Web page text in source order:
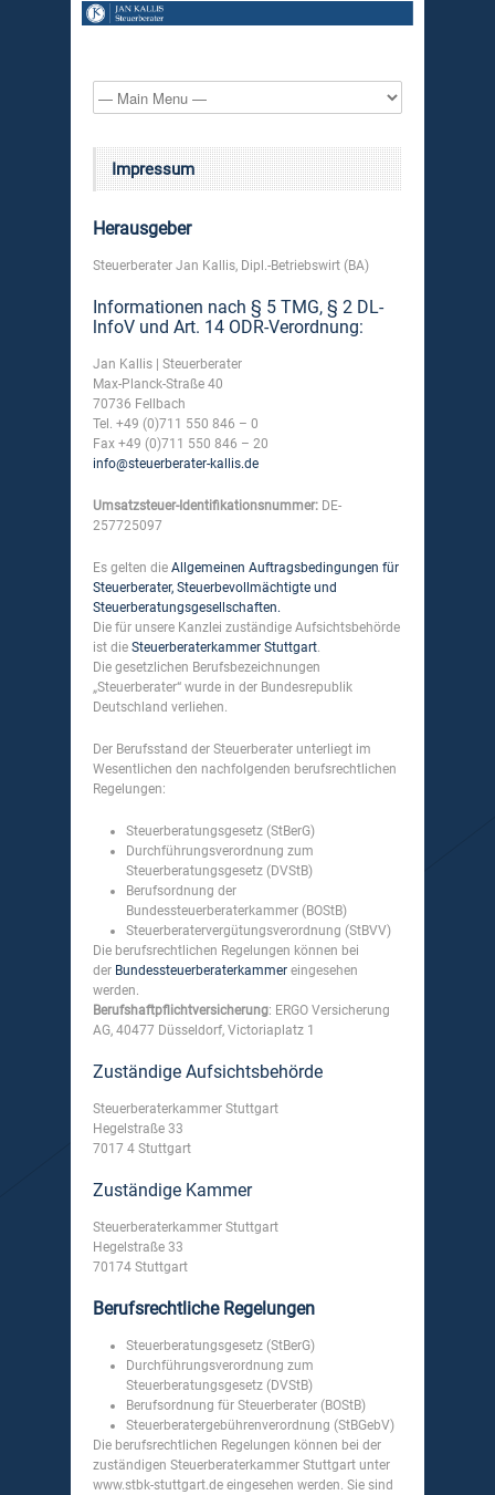
Impressum
Herausgeber
Steuerberater Jan Kallis, Dipl.-Betriebswirt (BA)
Informationen nach § 5 TMG, § 2 DL-
lnfoV und Art. 14 ODR-Verordnung:
Jan Kallis | Steuerberater
Max-Planck-Straße 40
70736 Fellbach
Tel. +49 (0)711 550 846 – 0
Fax +49 (0)711 550 846 – 20
info@steuerberater-kallis.de
Umsatzsteuer-Identifikationsnummer: DE-
257725097
Es gelten die Allgemeinen Auftragsbedingungen für
Steuerberater, Steuerbevollmächtigte und
Steuerberatungsgesellschaften.
Die für unsere Kanzlei zuständige Aufsichtsbehörde
ist die Steuerberaterkammer Stuttgart.
Die gesetzlichen Berufsbezeichnungen
„Steuerberater“ wurde in der Bundesrepublik
Deutschland verliehen.
Der Berufsstand der Steuerberater unterliegt im
Wesentlichen den nachfolgenden berufsrechtlichen
Regelungen:
Steuerberatungsgesetz (StBerG)
Durchführungsverordnung zum
Steuerberatungsgesetz (DVStB)
Berufsordnung der
Bundessteuerberaterkammer (BOStB)
Steuerberatervergütungsverordnung (StBVV)
Die berufsrechtlichen Regelungen können bei
der Bundessteuerberaterkammer eingesehen
werden.
Berufshaftpflichtversicherung: ERGO Versicherung
AG, 40477 Düsseldorf, Victoriaplatz 1
Zuständige Aufsichtsbehörde
Steuerberaterkammer Stuttgart
Hegelstraße 33
7017 4 Stuttgart
Zuständige Kammer
Steuerberaterkammer Stuttgart
Hegelstraße 33
70174 Stuttgart
Berufsrechtliche Regelungen
Steuerberatungsgesetz (StBerG)
Durchführungsverordnung zum
Steuerberatungsgesetz (DVStB)
Berufsordnung für Steuerberater (BOStB)
Steuerberatergebührenverordnung (StBGebV)
Die berufsrechtlichen Regelungen können bei der
zuständigen Steuerberaterkammer Stuttgart unter
www.stbk-stuttgart.de eingesehen werden. Sie sind